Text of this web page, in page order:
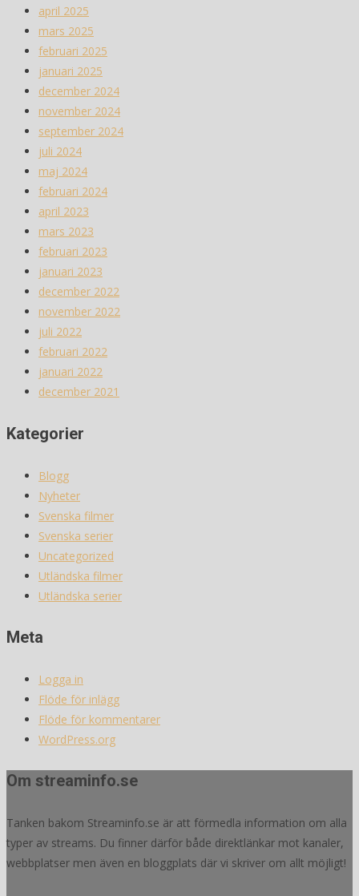
april 2025
mars 2025
februari 2025
januari 2025
december 2024
november 2024
september 2024
juli 2024
maj 2024
februari 2024
april 2023
mars 2023
februari 2023
januari 2023
december 2022
november 2022
juli 2022
februari 2022
januari 2022
december 2021
Kategorier
Blogg
Nyheter
Svenska filmer
Svenska serier
Uncategorized
Utländska filmer
Utländska serier
Meta
Logga in
Flöde för inlägg
Flöde för kommentarer
WordPress.org
Om streaminfo.se
Tanken bakom Streaminfo.se är att förmedla information om alla
typer av streams. Du finner därför både direktlänkar mot kanaler,
webbplatser men även en bloggplats där vi skriver om allt möjligt!